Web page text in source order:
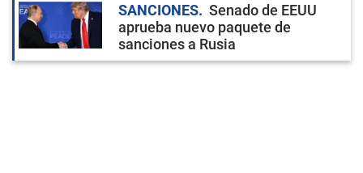
SANCIONES
Senado de EEUU
aprueba nuevo paquete de
sanciones a Rusia